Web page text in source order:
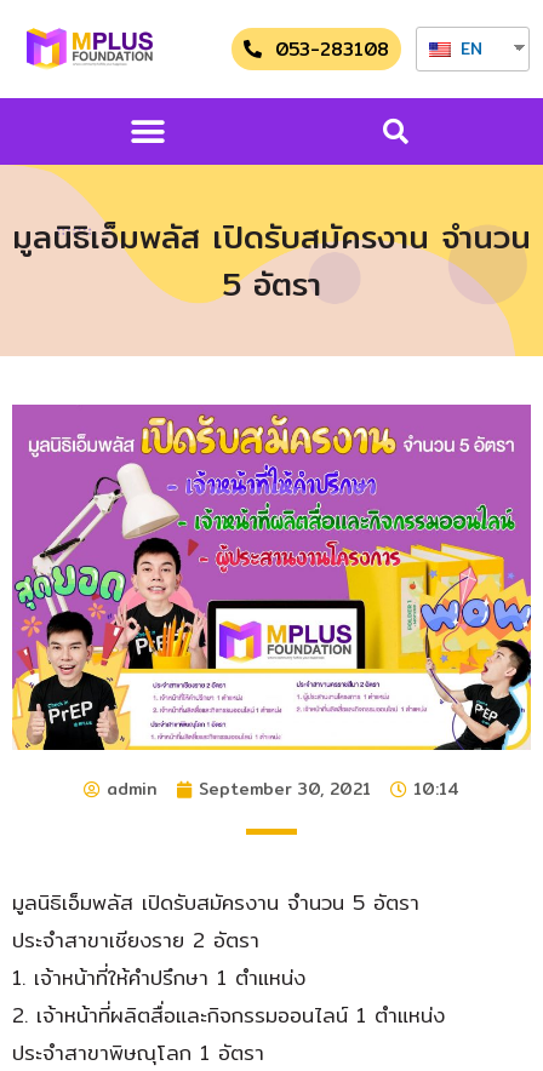
053-283108 EN
มูลนิธิเอ็มพลัส เปิดรับสมัครงาน จำนวน
5 อัตรา
admin September 30, 2021 10:14
มูลนิธิเอ็มพลัส เปิดรับสมัครงาน จำนวน 5 อัตรา
ประจำสาขาเชียงราย 2 อัตรา
1. เจ้าหน้าที่ให้คำปรึกษา 1 ตำแหน่ง
2. เจ้าหน้าที่ผลิตสื่อและกิจกรรมออนไลน์ 1 ตำแหน่ง
ประจำสาขาพิษณุโลก 1 อัตรา